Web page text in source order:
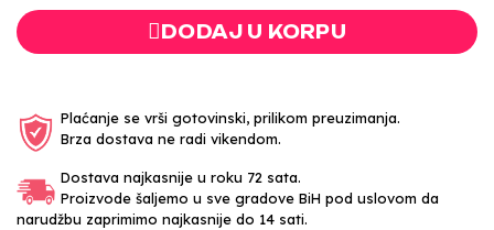
DODAJ U KORPU
Plaćanje se vrši gotovinski, prilikom preuzimanja.
Brza dostava ne radi vikendom.
Dostava najkasnije u roku 72 sata.
Proizvode šaljemo u sve gradove BiH pod uslovom da
narudžbu zaprimimo najkasnije do 14 sati.